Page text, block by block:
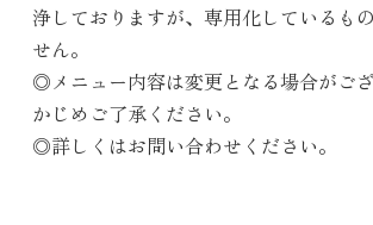
浄しておりますが、専用化しているも
せん。
◎メニュー内容は変更となる場合がご
かじめご了承ください。
◎詳しくはお問い合わせください。